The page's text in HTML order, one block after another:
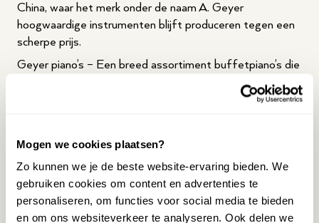
Mogen we cookies plaatsen?
Zo kunnen we je de beste website-ervaring bieden. We
gebruiken cookies om content en advertenties te
personaliseren, om functies voor social media te bieden
en om ons websiteverkeer te analyseren. Ook delen we
China, waar het merk onder de naam A. Geyer
hoogwaardige instrumenten blijft produceren tegen een
scherpe prijs.
Geyer piano’s – Een breed assortiment buffetpiano’s die
ontworpen zijn in Duitsland en geproduceerd in China. De
instrumenten combineren Duitse traditie met moderne
Geyer vleugels – Vijf verschillende vleugelmodellen,
Japanse Suzuki-snaren en een massief sparrenhouten
zangbodem.